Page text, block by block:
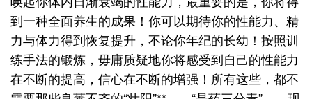
到一种全面养生的成果！你可以期待你的性能力、精
力与体力得到恢复提升，不论你年纪的长幼！按照训
练手法的锻炼，毋庸质疑地你将感受到自己的性能力
在不断的提高，信心在不断的增强！所有这些，都不